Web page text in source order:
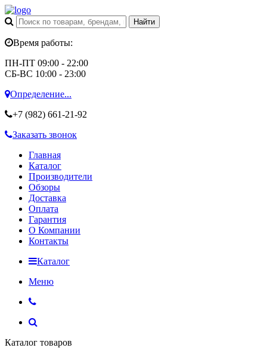
Время работы:
ПН-ПТ 09:00 - 22:00
СБ-ВС 10:00 - 23:00
Определение...
+7 (982) 661-21-92
Заказать звонок
Главная
Каталог
Производители
Обзоры
Доставка
Оплата
Гарантия
О Компании
Контакты
Каталог
Меню
Каталог товаров